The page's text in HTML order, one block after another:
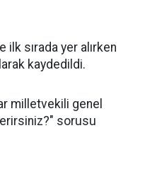
sırada yer alırken
kaydedildi.
milletvekili genel
sorusu